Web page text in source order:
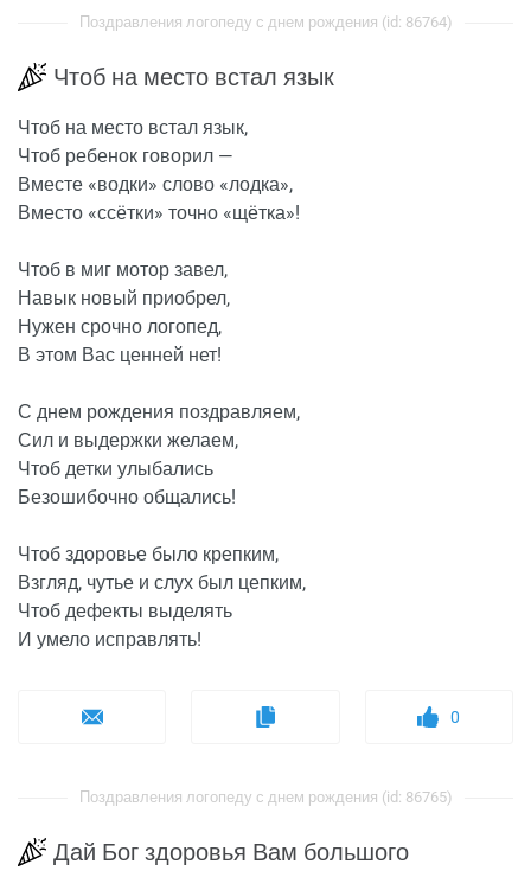
Поздравления логопеду с днем рождения (id: 86764)
Чтоб на место встал язык
Чтоб на место встал язык,
Чтоб ребенок говорил —
Вместе «водки» слово «лодка»,
Вместо «ссётки» точно «щётка»!
Чтоб в миг мотор завел,
Навык новый приобрел,
Нужен срочно логопед,
В этом Вас ценней нет!
С днем рождения поздравляем,
Сил и выдержки желаем,
Чтоб детки улыбались
Безошибочно общались!
Чтоб здоровье было крепким,
Взгляд, чутье и слух был цепким,
Чтоб дефекты выделять
И умело исправлять!
0
Поздравления логопеду с днем рождения (id: 86765)
Дай Бог здоровья Вам большого